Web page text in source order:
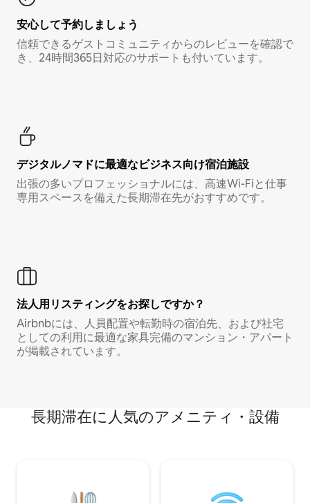
安心して予約しましょう
信頼できるゲストコミュニティからのレビューを確認で
き、24時間365日対応のサポートも付いています。
デジタルノマド⁠に最⁠適⁠なビ⁠ジ⁠ネ⁠ス⁠向⁠け宿⁠泊⁠施⁠設
出張の多いプロフェッショナルには、高速Wi-Fiと仕事
専用スペースを備えた長期滞在先がおすすめです。
法人用リスティングをお探しですか？
Airbnbには、人員配置や転勤時の宿泊先、および社宅
としての利用に最適な家具完備のマンション・アパート
が掲載されています。
長期滞在に人気のアメニティ・設備